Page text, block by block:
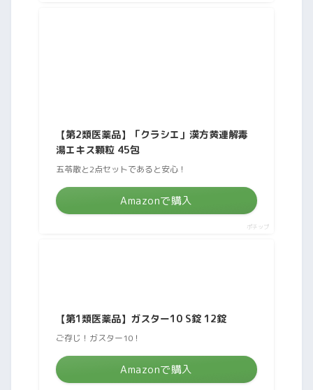
【第2類医薬品】「クラシエ」漢方黄連解毒
湯エキス顆粒 45包
五苓散と2点セットであると安心！
Amazonで購入
ポチップ
【第1類医薬品】ガスター10 S錠 12錠
ご存じ！ガスター10！
Amazonで購入